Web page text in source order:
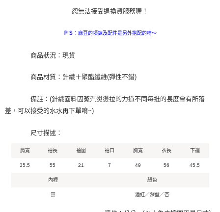
恕無法接受退換貨服務喔！
ＰＳ ：麻豆的項鍊及配件是另外搭配的唷～
商品狀況：現貨
商品材質：針織＋聚酯纖維(彈性不錯)
備註：(針織面料因蒸汽熨燙拉的力道不同每批的長度會有所落
差，可以接受的水水再下單唷~)
尺寸描述：
肩寬 袖長 袖圍 袖口 胸寬 衣長 下襬
35.5 55 21 7 49 56 45.5
內裡 顏色
無 酒紅／深藍／杏